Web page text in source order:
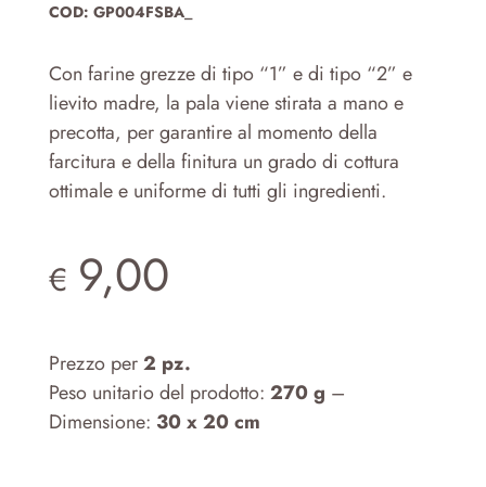
COD: GP004FSBA_
Con farine grezze di tipo “1” e di tipo “2” e
lievito madre, la pala viene stirata a mano e
precotta, per garantire al momento della
farcitura e della finitura un grado di cottura
ottimale e uniforme di tutti gli ingredienti.
€ 9,00
Prezzo per2 pz.
Peso unitario del prodotto: 270 g –
Dimensione: 30 x 20 cm